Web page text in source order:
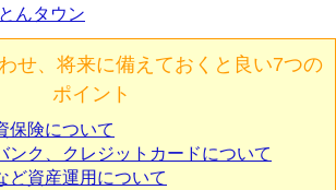
んタウン
せ、将来に備えておくと良い7つの
ポイント
保険について
ンク、クレジットカードについて
ど資産運用について